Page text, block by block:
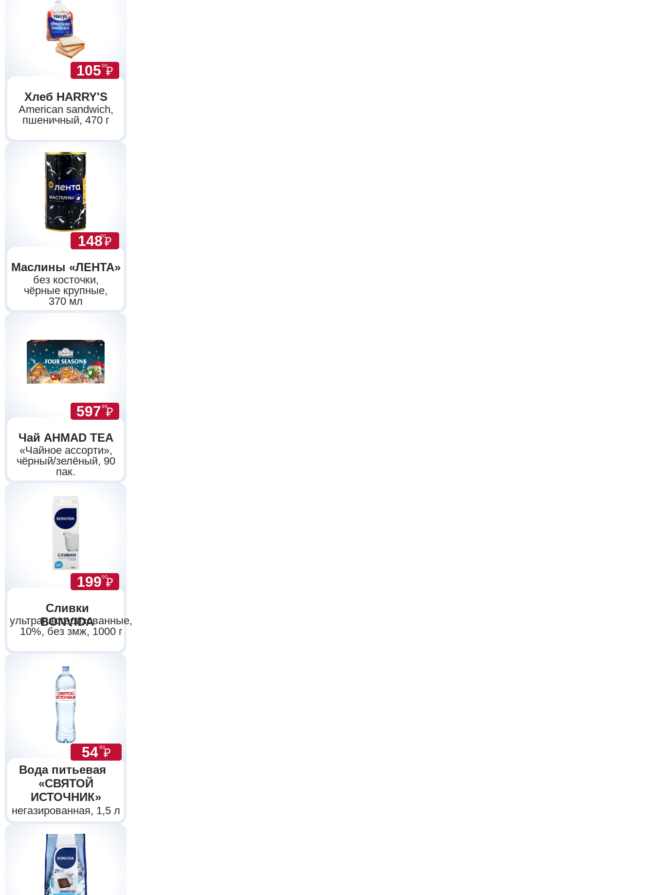
Хлеб HARRY'S
Аmerican sandwich,
пшеничный, 470 г
10500₽
Маслины «ЛЕНТА»
без косточки,
чёрные крупные,
370 мл
14800₽
Чай AHMAD TEA
«Чайное ассорти»,
чёрный/зелёный, 90
пак.
59799₽
Сливки
BONVIDA
ультрапастеризованные,
10%, без змж, 1000 г
19900₽
Вода питьевая
«СВЯТОЙ
ИСТОЧНИК»
негазированная, 1,5 л
5490₽